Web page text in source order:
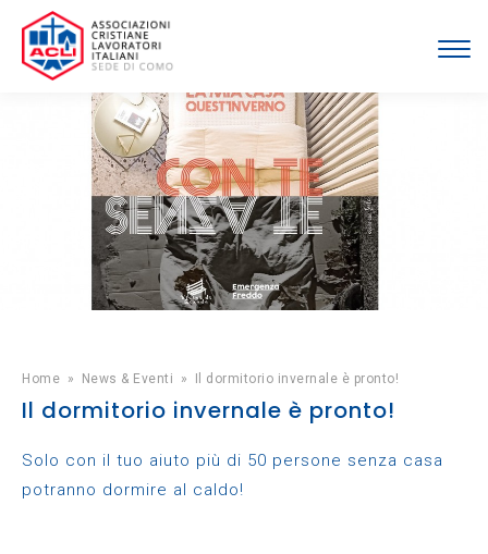
Home » News & Eventi » Il dormitorio invernale è pronto!
Il dormitorio invernale è pronto!
Solo con il tuo aiuto più di 50 persone senza casa
potranno dormire al caldo!